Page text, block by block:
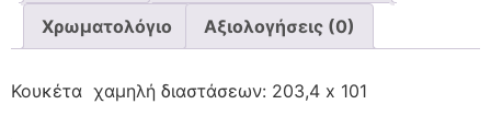
Χρωματολόγιο Αξιολογήσεις (0)
Κουκέτα χαμηλή διαστάσεων: 203,4 x 101